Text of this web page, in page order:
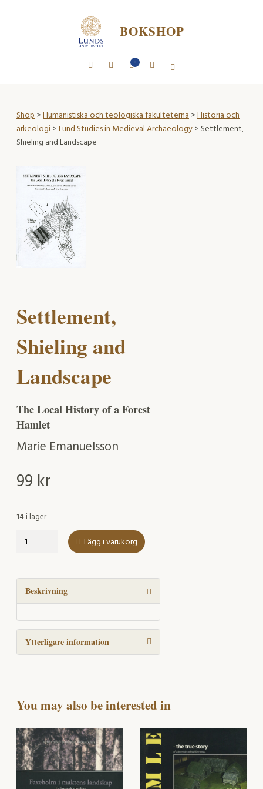
BOKSHOP
0
Shop>Humanistiska och teologiska fakulteterna>Historia och
arkeologi>Lund Studies in Medieval Archaeology> Settlement,
Shieling and Landscape
Settlement,
Shieling and
Landscape
The Local History of a Forest
Hamlet
Marie Emanuelsson
99 kr
14 i lager
Settlement,
Landscape
mängd
Lägg i varukorg
Beskrivning
Ytterligare information
You may also be interested in